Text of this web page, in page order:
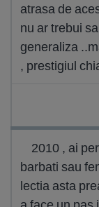
atrasa de
nu ar trebui
generaliza
, prestigiul
2010 , ai
barbati sau
lectia asta